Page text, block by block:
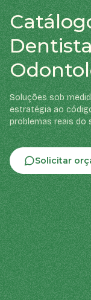
Soluções sob
estratégia ao
problemas reais do
Solicitar